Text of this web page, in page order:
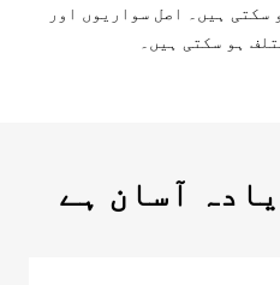
سکتی ہیں۔ اصل سواریوں اور
ہو سکتی ہیں۔
آسان ہے